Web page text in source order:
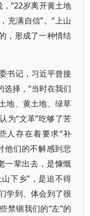
“22岁离开黄土地
充满自信”。“上山
，形成了一种情结
书记，习近平曾接
选择，“当时在我们
地、黄土地、绿草
为“文革”吃够了苦
人存在着要求“补
他们的不解感到悲
一辈出去，是慷慨
下乡”，是迫不得
学到、体会到了很
禁锢我们的“左”的